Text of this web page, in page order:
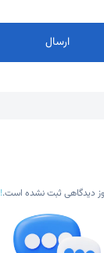
ارسال
دیدگاهی ثبت نشده است.!